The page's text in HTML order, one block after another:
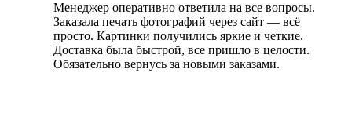
Менеджер оперативно ответила на все вопросы.
Заказала печать фотографий через сайт — всё
просто. Картинки получились яркие и четкие.
Доставка была быстрой, все пришло в целости.
Обязательно вернусь за новыми заказами.